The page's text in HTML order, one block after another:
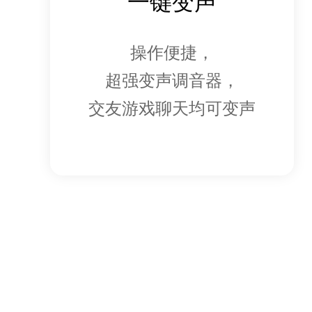
操作便捷，
超强变声调音器，
交友游戏聊天均可变声